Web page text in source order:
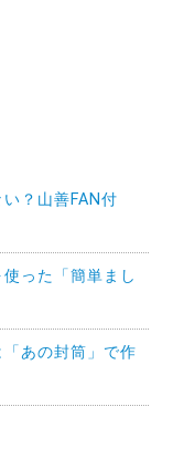
？山善FAN付
った「簡単まし
あの封筒」で作